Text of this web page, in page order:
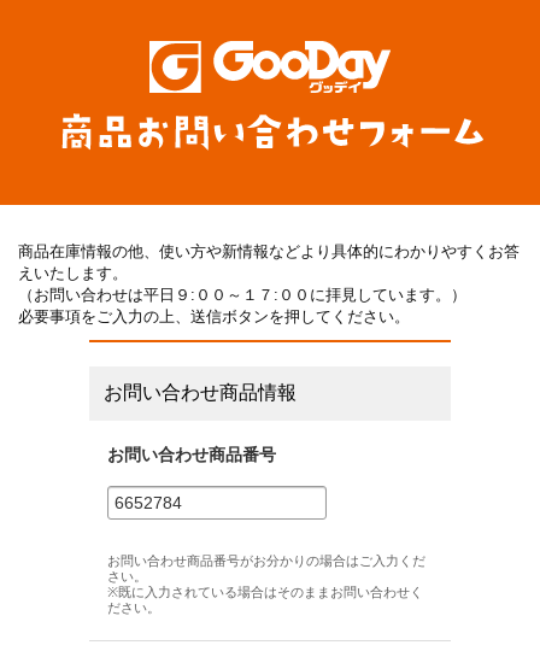
商品在庫情報の他、使い方や新情報などより具体的にわかりやすくお答
えいたします。
（お問い合わせは平日９:００～１７:００に拝見しています。）
必要事項をご入力の上、送信ボタンを押してください。
お問い合わせ商品情報
お問い合わせ商品番号
お問い合わせ商品番号がお分かりの場合はご入力くだ
さい。
※既に入力されている場合はそのままお問い合わせく
ださい。